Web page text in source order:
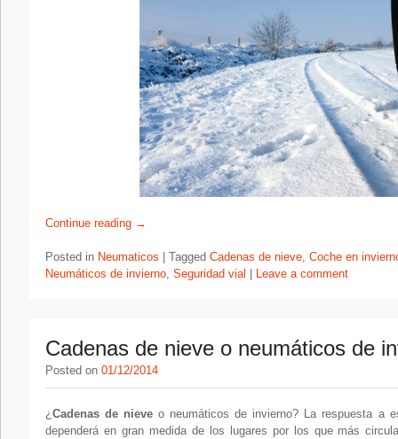
Continue reading →
Posted in Neumaticos Tagged Cadenas de nieve, Coche en
Neumáticos de invierno, Seguridad vial Leave a comment
Cadenas de nieve o neumáticos de
Posted on 01/12/2014
¿ Cadenas de nieve o neumáticos de invierno? La respuesta a
dependerá en gran medida de los lugares por los que más